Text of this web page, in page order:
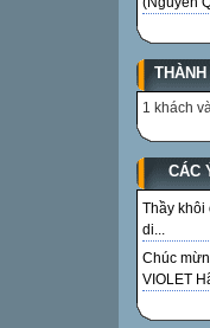
1 khách
CÁC
Thầy khôi
di...
Chúc
VIOLET